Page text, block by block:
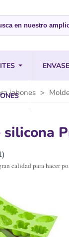
jabones >
silicona
calidad para hacer